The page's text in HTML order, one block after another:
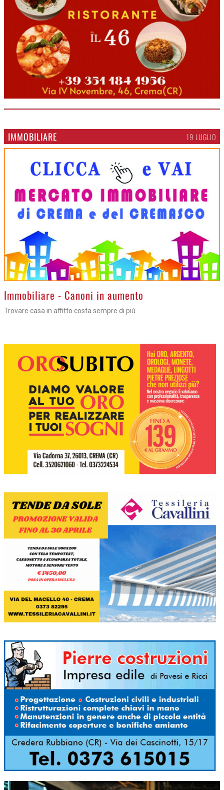
IMMOBILIARE 19 LUGLIO
>Immobiliare - Canoni in aumento
Trovare casa in affitto costa sempre di più